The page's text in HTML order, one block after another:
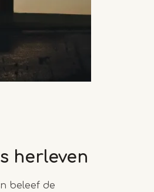
herleven
beleef de